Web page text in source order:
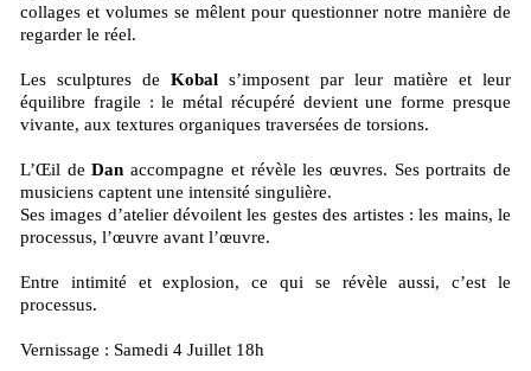
collages et volumes se mêlent pour questionner notre manière de
regarder le réel.
Les sculptures de Kobal s’imposent par leur matière et leur
équilibre fragile : le métal récupéré devient une forme presque
vivante, aux textures organiques traversées de torsions.
L’Œil deDan accompagne et révèle les œuvres. Ses portraits de
musiciens captent une intensité singulière.
Ses images d’atelier dévoilent les gestes des artistes : les mains, le
processus, l’œuvre avant l’œuvre.
Entre intimité et explosion, ce qui se révèle aussi, c’est le
processus.
Vernissage : Samedi 4 Juillet 18h